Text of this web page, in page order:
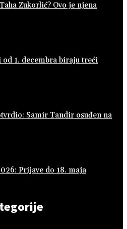
Zukorlić? Ovo je njena
1. decembra biraju treći
Samir Tandir osuđen na
Prijave do 18. maja